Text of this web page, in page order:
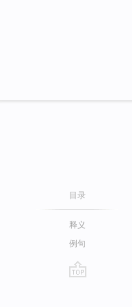
目录
释义
例句